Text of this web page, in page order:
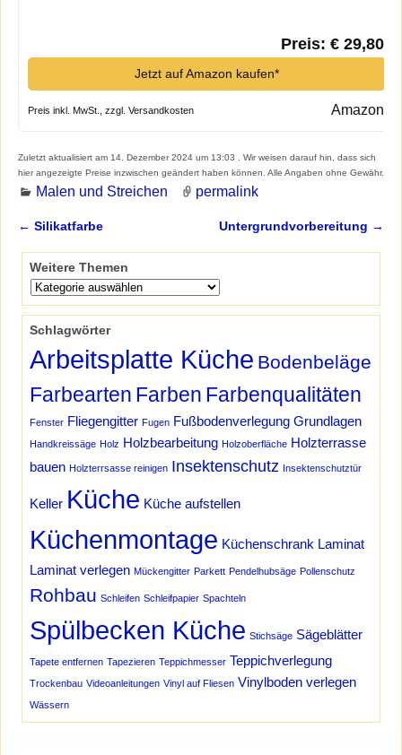
Preis: € 29,80
Jetzt auf Amazon kaufen*
Preis inkl. MwSt., zzgl. Versandkosten Amazon
Zuletzt aktualisiert am 14. Dezember 2024 um 13:03 . Wir weisen darauf hin, dass sich
hier angezeigte Preise inzwischen geändert haben können. Alle Angaben ohne Gewähr.
Malen und Streichen permalink
← Silikatfarbe Untergrundvorbereitung →
Weitere Themen
Schlagwörter
Arbeitsplatte Küche Bodenbeläge
Farbearten Farben Farbenqualitäten
Fenster Fliegengitter Fugen Fußbodenverlegung Grundlagen
Handkreissäge Holz Holzbearbeitung Holzoberfläche Holzterrasse
bauen Holzterrsasse reinigen Insektenschutz Insektenschutztür
Keller Küche Küche aufstellen
Küchenmontage Küchenschrank Laminat
Laminat verlegen Mückengitter Parkett Pendelhubsäge Pollenschutz
Rohbau Schleifen Schleifpapier Spachteln
Spülbecken Küche Stichsäge Sägeblätter
Tapete entfernen Tapezieren Teppichmesser Teppichverlegung
Trockenbau Videoanleitungen Vinyl auf Fliesen Vinylboden verlegen
Wässern